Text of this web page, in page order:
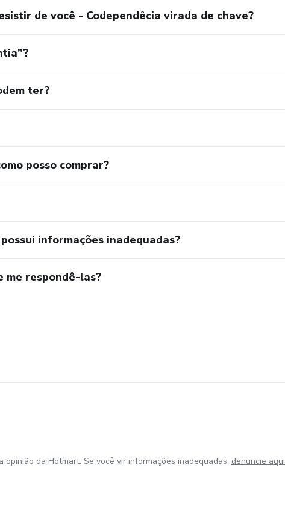
de você - Codependêcia virada de chave?
ter?
posso comprar?
informações inadequadas?
me respondê-las?
da Hotmart. Se você vir informações inadequadas, denuncie aqui